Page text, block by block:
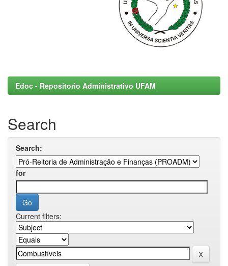
Edoc - Repositorio Administrativo UFAM
Search
Search:
for
Current filters: